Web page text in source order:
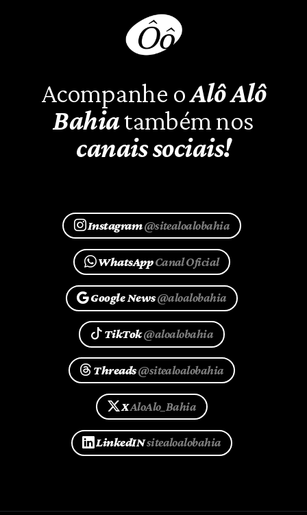
Acompanhe oAlô Alô
Bahiatambém nos
canais sociais!
Instagram@sitealoalobahia
WhatsAppCanal Oficial
Google News@aloalobahia
TikTok@aloalobahia
Threads@sitealoalobahia
XAloAlo_Bahia
LinkedINsitealoalobahia